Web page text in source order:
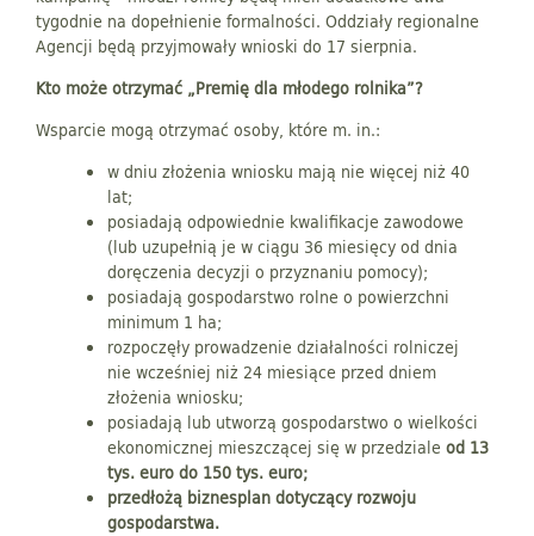
tygodnie na dopełnienie formalności. Oddziały regionalne
Agencji będą przyjmowały wnioski do 17 sierpnia.
Kto może otrzymać „Premię dla młodego rolnika”?
Wsparcie mogą otrzymać osoby, które m. in.:
w dniu złożenia wniosku mają nie więcej niż 40
lat;
posiadają odpowiednie kwalifikacje zawodowe
(lub uzupełnią je w ciągu 36 miesięcy od dnia
doręczenia decyzji o przyznaniu pomocy);
posiadają gospodarstwo rolne o powierzchni
minimum 1 ha;
rozpoczęły prowadzenie działalności rolniczej
nie wcześniej niż 24 miesiące przed dniem
złożenia wniosku;
posiadają lub utworzą gospodarstwo o wielkości
ekonomicznej mieszczącej się w przedziale od 13
tys. euro do 150 tys. euro;
przedłożą biznesplan dotyczący rozwoju
gospodarstwa.